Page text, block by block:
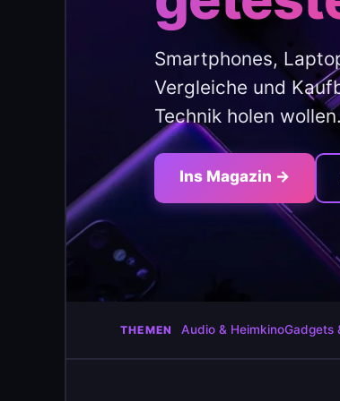
Smartphones,
Vergleiche und
Technik holen
Ins Magazin →
THEMEN Audio & HeimkinoGadgets